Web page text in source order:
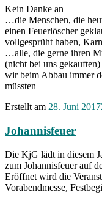
Kein Danke an
…die Menschen, die
einen Feuerlöscher
vollgesprüht haben,
…alle, die gerne ihren
(nicht bei uns
wir beim Abbau immer
müssten
Erstellt am 28. Juni 2017
Johannisfeuer
Die KjG lädt in diesem
zum Johannisfeuer auf
Eröffnet wird die
Vorabendmesse,